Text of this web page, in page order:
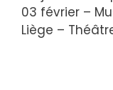
03 février –
Liège –